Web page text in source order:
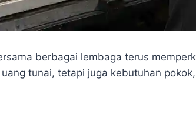
berbagai lembaga terus
tunai, tetapi juga kebutuhan